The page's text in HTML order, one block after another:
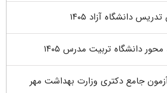
دانشگاه آزاد ۱۴۰۵
دانشگاه تربیت مدرس ۱۴۰۵
جامع دکتری وزارت بهداشت مهر